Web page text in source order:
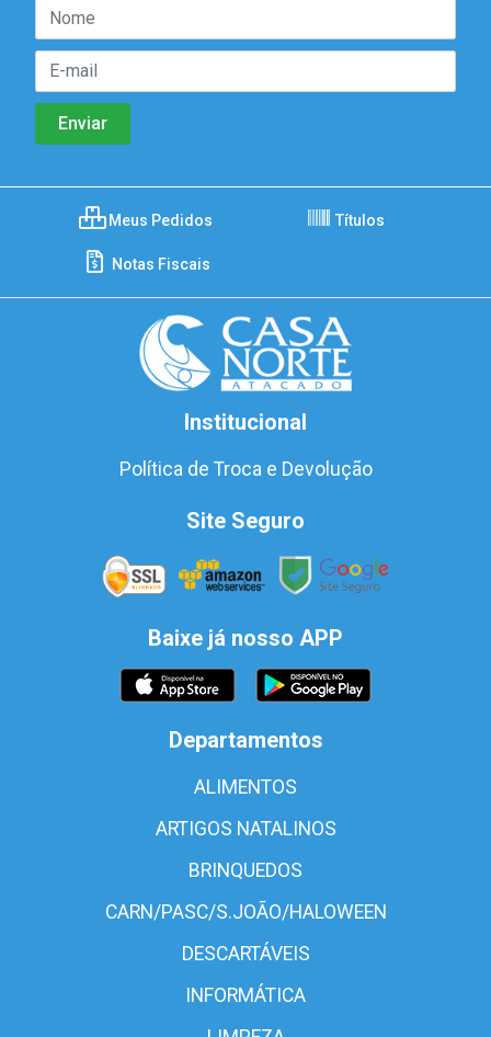
Meus Pedidos Títulos
Notas Fiscais
Institucional
Política de Troca e Devolução
Site Seguro
Baixe já nosso APP
Departamentos
ALIMENTOS
ARTIGOS NATALINOS
BRINQUEDOS
CARN/PASC/S.JOÃO/HALOWEEN
DESCARTÁVEIS
INFORMÁTICA